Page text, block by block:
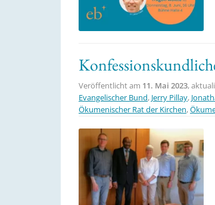
Veröffentlicht am 11. Mai 2023,
Evangelischer Bund, Jerry Pillay,
Ökumenischer Rat der Kirchen,